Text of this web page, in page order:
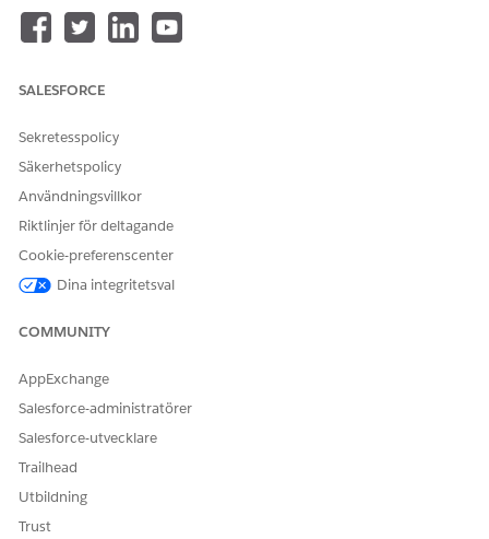
SALESFORCE
Sekretesspolicy
Säkerhetspolicy
Användningsvillkor
Riktlinjer för deltagande
Cookie-preferenscenter
Dina integritetsval
COMMUNITY
AppExchange
Salesforce-administratörer
Salesforce-utvecklare
Trailhead
Utbildning
Trust